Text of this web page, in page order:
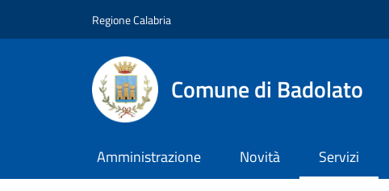
Regione Calabria
Comune di Badolato
Amministrazione Novità Servizi